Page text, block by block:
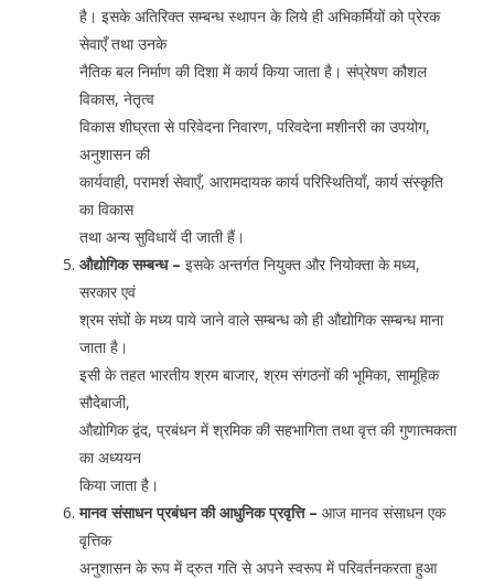
है। इसके अतिरिक्त सम्बन्ध स्थापन के लिये ही अभिकर्मियों को प्रेरक
सेवाएँ तथा उनके
नैतिक बल निर्माण की दिशा में कार्य किया जाता है। संप्रेषण कौशल
विकास, नेतृत्व
विकास शीघ्रता से परिवेदना निवारण, परिवदेना मशीनरी का उपयोग,
अनुशासन की
कार्यवाही, परामर्श सेवाएँ, आरामदायक कार्य परिस्थितियाँ, कार्य संस्कृति
का विकास
तथा अन्य सुविधायें दी जाती हैं।
औद्योगिक सम्बन्ध – इसके अन्तर्गत नियुक्त और नियोक्ता के मध्य,
सरकार एवं
श्रम संघों के मध्य पाये जाने वाले सम्बन्ध को ही औद्योगिक सम्बन्ध माना
जाता है।
इसी के तहत भारतीय श्रम बाजार, श्रम संगठनों की भूमिका, सामूहिक
सौदेबाजी,
औद्योगिक द्वंद, प्रबंधन में श्रमिक की सहभागिता तथा वृत्त की गुणात्मकता
का अध्ययन
किया जाता है।
मानव संसाधन प्रबंधन की आधुनिक प्रवृत्ति – आज मानव संसाधन एक
वृत्तिक
अनुशासन के रूप में द्रुत गति से अपने स्वरूप में परिवर्तनकरता हुआ